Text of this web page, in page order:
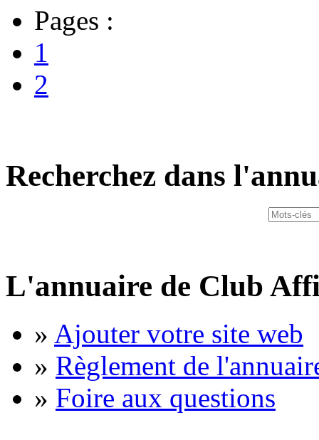
Pages :
1
2
Recherchez dans
L'annuaire de Club
» Ajouter votre site web
» Règlement de
» Foire aux questions